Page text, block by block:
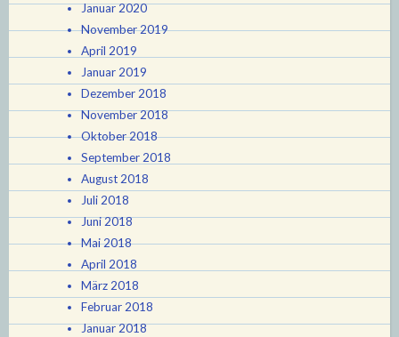
Januar 2020
November 2019
April 2019
Januar 2019
Dezember 2018
November 2018
Oktober 2018
September 2018
August 2018
Juli 2018
Juni 2018
Mai 2018
April 2018
März 2018
Februar 2018
Januar 2018